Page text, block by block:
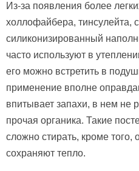
Из-за появления более
холлофайбера, тинсулейта,
силиконизированный
часто используют в
его можно встретить в
применение вполне
впитывает запахи, в нем не
прочая органика. Такие
сложно стирать, кроме того,
сохраняют тепло.